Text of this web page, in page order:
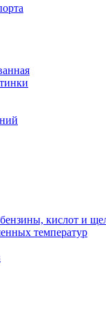
кислот и
температур